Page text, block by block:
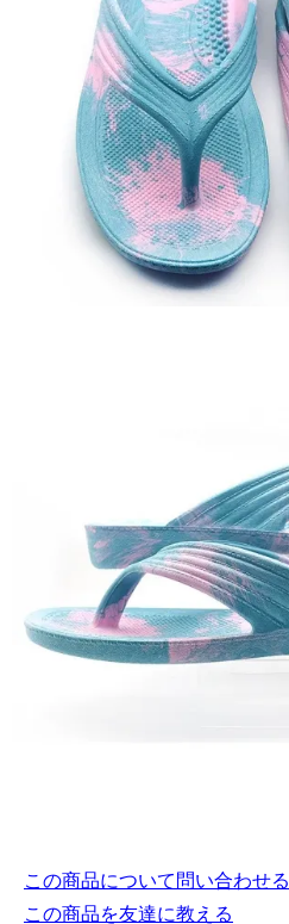
この商品について問い合わせる
この商品を友達に教える